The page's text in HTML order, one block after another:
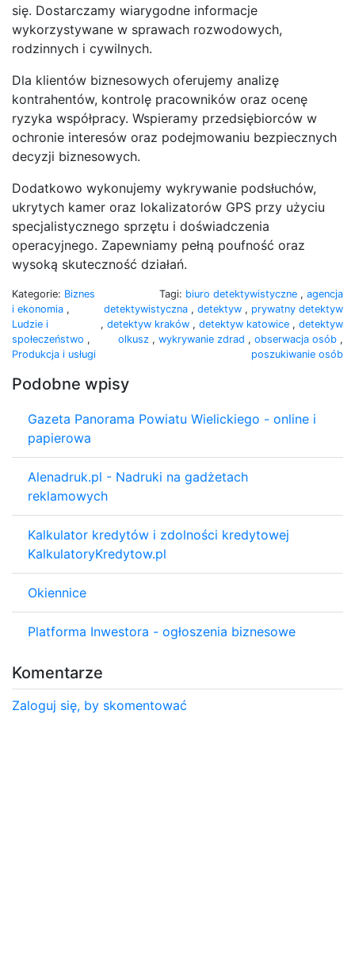
się. Dostarczamy wiarygodne informacje
wykorzystywane w sprawach rozwodowych,
rodzinnych i cywilnych.
Dla klientów biznesowych oferujemy analizę
kontrahentów, kontrolę pracowników oraz ocenę
ryzyka współpracy. Wspieramy przedsiębiorców w
ochronie interesów oraz podejmowaniu bezpiecznych
decyzji biznesowych.
Dodatkowo wykonujemy wykrywanie podsłuchów,
ukrytych kamer oraz lokalizatorów GPS przy użyciu
specjalistycznego sprzętu i doświadczenia
operacyjnego. Zapewniamy pełną poufność oraz
wysoką skuteczność działań.
Kategorie: Biznes
i ekonomia ,
Ludzie i
społeczeństwo ,
Produkcja i usługi
Tagi: biuro detektywistyczne , agencja
detektywistyczna , detektyw , prywatny detektyw
, detektyw kraków , detektyw katowice , detektyw
olkusz , wykrywanie zdrad , obserwacja osób ,
poszukiwanie osób
Podobne wpisy
Gazeta Panorama Powiatu Wielickiego - online i
papierowa
Alenadruk.pl - Nadruki na gadżetach
reklamowych
Kalkulator kredytów i zdolności kredytowej
KalkulatoryKredytow.pl
Okiennice
Platforma Inwestora - ogłoszenia biznesowe
Komentarze
Zaloguj się, by skomentować